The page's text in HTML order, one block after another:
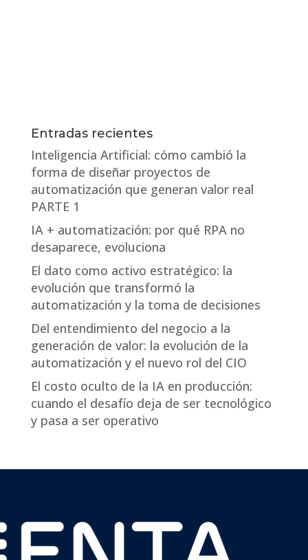
Entradas recientes
Inteligencia Artificial: cómo cambió la
forma de diseñar proyectos de
automatización que generan valor real
PARTE 1
IA + automatización: por qué RPA no
desaparece, evoluciona
El dato como activo estratégico: la
evolución que transformó la
automatización y la toma de decisiones
Del entendimiento del negocio a la
generación de valor: la evolución de la
automatización y el nuevo rol del CIO
El costo oculto de la IA en producción:
cuando el desafío deja de ser tecnológico
y pasa a ser operativo